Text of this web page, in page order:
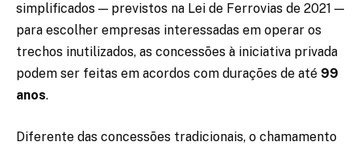
simplificados — previstos na Lei de Ferrovias de 2021 —
para escolher empresas interessadas em operar os
trechos inutilizados, as concessões à iniciativa privada
podem ser feitas em acordos com durações de até 99
anos.
Diferente das concessões tradicionais, o chamamento